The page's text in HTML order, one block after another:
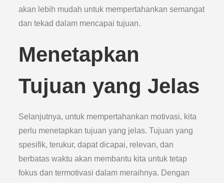
akan lebih mudah untuk mempertahankan semangat
dan tekad dalam mencapai tujuan.
Menetapkan
Tujuan yang Jelas
Selanjutnya, untuk mempertahankan motivasi, kita
perlu menetapkan tujuan yang jelas. Tujuan yang
spesifik, terukur, dapat dicapai, relevan, dan
berbatas waktu akan membantu kita untuk tetap
fokus dan termotivasi dalam meraihnya. Dengan